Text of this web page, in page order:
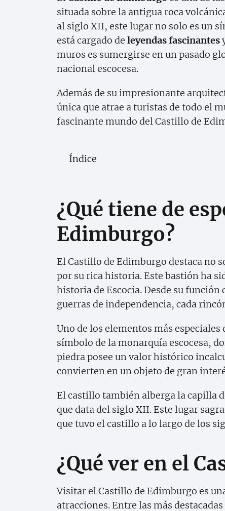
situada sobre la antigua roca
al siglo XII, este lugar no solo es un
está cargado de leyendas fascinantes
muros es sumergirse en un pasado
nacional escocesa.
Además de su impresionante
única que atrae a turistas de todo el
fascinante mundo del Castillo de
Índice
¿Qué tiene de
Edimburgo?
El Castillo de Edimburgo destaca no
por su rica historia. Este bastión ha
historia de Escocia. Desde su
guerras de independencia, cada
Uno de los elementos más especiales
símbolo de la monarquía escocesa,
piedra posee un valor histórico
convierten en un objeto de gran
El castillo también alberga la capilla
que data del siglo XII. Este lugar
que tuvo el castillo a lo largo de los
¿Qué ver en el
Visitar el Castillo de Edimburgo es
atracciones. Entre las más